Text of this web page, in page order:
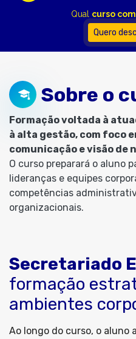
Qual curso
Quero
Sobre o
Formação voltada à
à alta gestão, com foco
comunicação e visão de
O curso preparará o aluno
lideranças e equipes
competências
organizacionais.
Secretariado
formação
ambientes
Ao longo do curso, o aluno